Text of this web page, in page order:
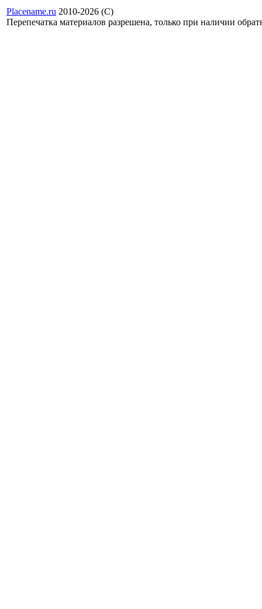
Placename.ru 2010-2026 (С)
Перепечатка материалов разрешена, только при наличии